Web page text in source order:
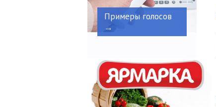
Примеры голосов
→